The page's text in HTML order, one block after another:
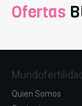
Ofertas
Quien Somos